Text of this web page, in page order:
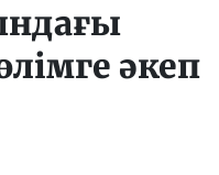
әкеп